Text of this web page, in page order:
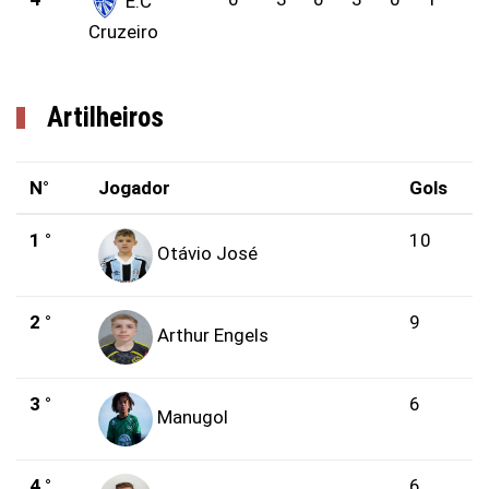
Cruzeiro
Artilheiros
N° Jogador Gols
1 °
Otávio José
10
2 °
Arthur Engels
9
3 °
Manugol
6